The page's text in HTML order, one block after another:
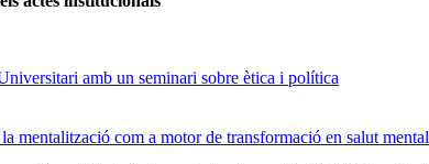
amb un seminari sobre ètica i política
mentalització com a motor de transformació en salut mental